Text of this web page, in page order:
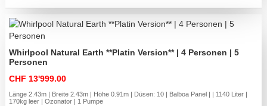
Whirlpool Natural Earth **Platin Version** | 4 Personen | 5
Personen
CHF 13'999.00
Länge 2.43m | Breite 2.43m | Höhe 0.91m | Düsen: 10 | Balboa Panel | | 1140 Liter |
170kg leer | Ozonator | 1 Pumpe